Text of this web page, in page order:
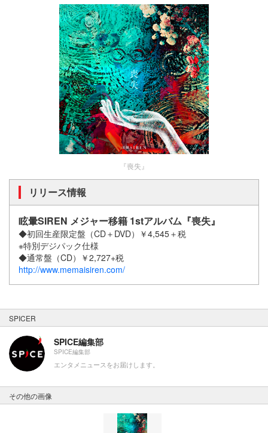
『喪失』
リリース情報
眩暈SIREN メジャー移籍 1stアルバム『喪失』
◆初回生産限定盤（CD＋DVD）￥4,545＋税
※特別デジパック仕様
◆通常盤（CD）￥2,727+税
http://www.memaisiren.com/
SPICER
SPICE編集部
SPICE編集部
エンタメニュースをお届けします。
その他の画像